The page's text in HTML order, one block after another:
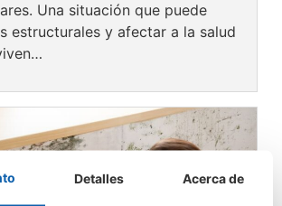
Una situación que puede
estructurales y afectar a la salud
Detalles Acerca de